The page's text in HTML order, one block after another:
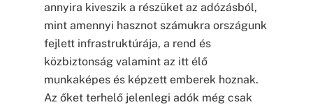
annyira kiveszik a részüket az adózásból,
mint amennyi hasznot számukra országunk
fejlett infrastruktúrája, a rend és
közbiztonság valamint az itt élő
munkaképes és képzett emberek hoznak.
Az őket terhelő jelenlegi adók még csak